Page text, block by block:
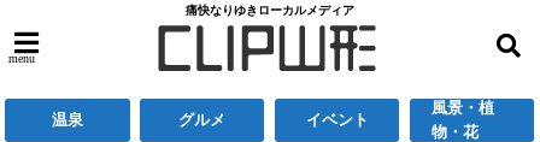
痛快なりゆきローカルメディア
menu
温泉 グルメ イベント
風景・植
物・花